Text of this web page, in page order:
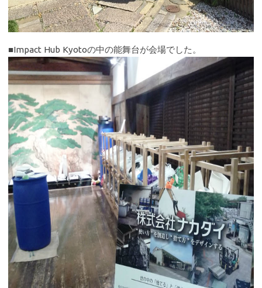
■Impact Hub Kyotoの中の能舞台が会場でした。